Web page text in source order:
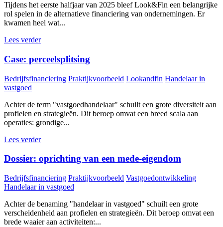
Tijdens het eerste halfjaar van 2025 bleef Look&Fin een belangrijke
rol spelen in de alternatieve financiering van ondernemingen. Er
kwamen heel wat...
Lees verder
Case: perceelsplitsing
Bedrijfsfinanciering Praktijkvoorbeeld Lookandfin Handelaar in
vastgoed
Achter de term "vastgoedhandelaar" schuilt een grote diversiteit aan
profielen en strategieën. Dit beroep omvat een breed scala aan
operaties: grondige...
Lees verder
Dossier: oprichting van een mede-eigendom
Bedrijfsfinanciering Praktijkvoorbeeld Vastgoedontwikkeling
Handelaar in vastgoed
Achter de benaming "handelaar in vastgoed" schuilt een grote
verscheidenheid aan profielen en strategieën. Dit beroep omvat een
brede waaier aan activiteiten:...